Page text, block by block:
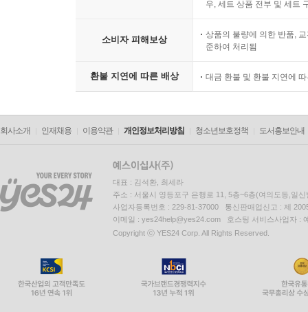
우, 세트 상품 전부 및 세트
소비자 피해보상
상품의 불량에 의한 반품,
준하여 처리됨
환불 지연에 따른 배상 대금 환불 및 환불 지연에
회사소개 인재채용 이용약관 개인정보처리방침 청소년보호정책 도서홍보안내
대표 : 김석환, 최세라
주소 : 서울시 영등포구 은행로 11, 5층~6층(여의도동,일신
사업자등록번호 : 229-81-37000 통신판매업신고 : 제
이메일 : yes24help@yes24.com 호스팅 서비스사업자 :
Copyright ⓒ YES24 Corp. All Rights Reserved.